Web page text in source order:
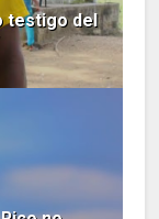
testigo del